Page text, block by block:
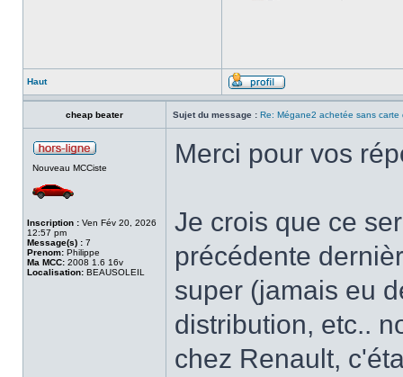
Haut
cheap beater Sujet du message : Re: Mégane2 achetée sans carte
Nouveau MCCiste
Inscription : Ven Fév 20, 2026
12:57 pm
Message(s) : 7
Prenom: Philippe
Ma MCC: 2008 1.6 16v
Localisation: BEAUSOLEIL
Merci pour vos
Je crois que ce
précédente
super (jamais eu
distribution, etc..
chez Renault,